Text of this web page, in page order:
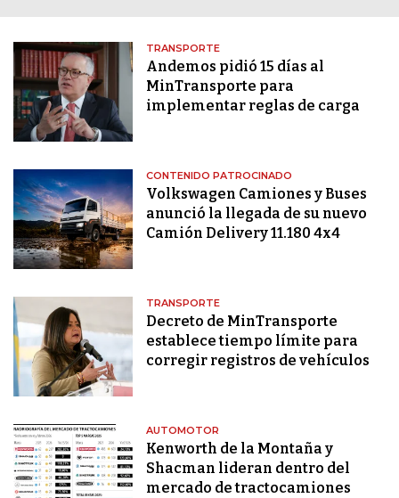
TRANSPORTE
Andemos pidió 15 días al
MinTransporte para
implementar reglas de carga
CONTENIDO PATROCINADO
Volkswagen Camiones y Buses
anunció la llegada de su nuevo
Camión Delivery 11.180 4x4
TRANSPORTE
Decreto de MinTransporte
establece tiempo límite para
corregir registros de vehículos
AUTOMOTOR
Kenworth de la Montaña y
Shacman lideran dentro del
mercado de tractocamiones